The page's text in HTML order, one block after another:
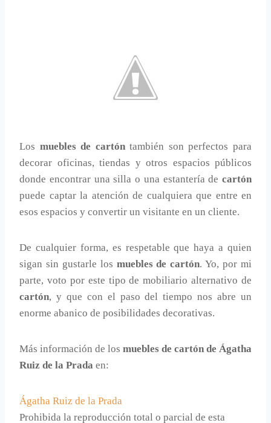
Los muebles de cartóntambién son perfectos para
decorar oficinas, tiendas y otros espacios públicos
donde encontrar una silla o una estantería de cartón
puede captar la atención de cualquiera que entre en
esos espacios y convertir un visitante en un cliente.
De cualquier forma, es respetable que haya a quien
sigan sin gustarle los muebles de cartón. Yo, por mi
parte, voto por este tipo de mobiliario alternativo de
cartón, y que con el paso del tiempo nos abre un
enorme abanico de posibilidades decorativas.
Más información de los muebles de cartón de Ágatha
Ruiz de la Prada en:
Ágatha Ruiz de la Prada
Prohibida la reproducción total o parcial de esta